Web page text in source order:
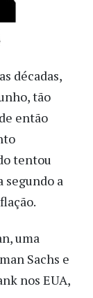
décadas,
tão
então
tentou
segundo a
uma
Sachs e
nos EUA,